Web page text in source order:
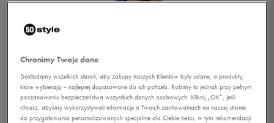
Chronimy Twoje dane
Dokładamy wszelkich starań, aby zakupy naszych Klientów były udane, a produkty,
które wybierają – najlepiej dopasowane do ich potrzeb. Robimy to jednak przy pełnym
poszanowaniu bezpieczeństwa wszystkich danych osobowych. Kliknij „OK”, jeśli
chcesz, abyśmy wykorzystywali informacje o Twoich zachowaniach na naszej stronie
do przygotowania personalizowanych specjalnie dla Ciebie treści, w tym rekomendacji